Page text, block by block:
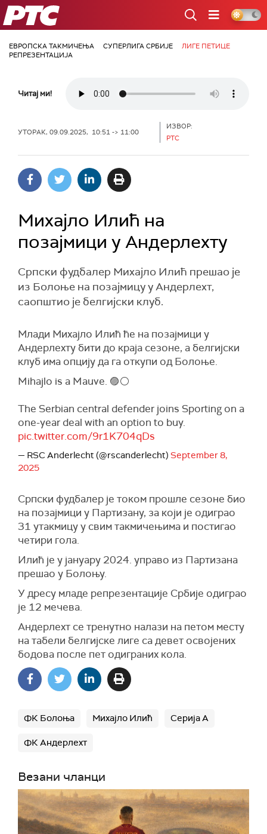
РТС
ЕВРОПСКА ТАКМИЧЕЊА СУПЕРЛИГА СРБИЈЕ
ЛИГЕ ПЕТИЦЕ
РЕПРЕЗЕНТАЦИЈА
Читај ми!
УТОРАК, 09.09.2025, 10:51 -> 11:00
ИЗВОР:
РТС
Михајло Илић на
позајмици у Андерлехту
Српски фудбалер Михајло Илић прешао је
из Болоње на позајмицу у Андерлехт,
саопштио је белгијски клуб.
Млади Михајло Илић ће на позајмици у
Андерлехту бити до краја сезоне, а белгијски
клуб има опцију да га откупи од Болоње.
Mihajlo is a Mauve. 🟣⚪
The Serbian central defender joins Sporting on a
one-year deal with an option to buy.
pic.twitter.com/9r1K704qDs
— RSC Anderlecht (@rscanderlecht) September 8,
2025
Српски фудбалер је током прошле сезоне био
на позајмици у Партизану, за који је одиграо
31 утакмицу у свим такмичењима и постигао
четири гола.
Илић је у јануару 2024. управо из Партизана
прешао у Болоњу.
У дресу младе репрезентације Србије одиграо
је 12 мечева.
Андерлехт се тренутно налази на петом месту
на табели белгијске лиге са девет освојених
бодова после пет одиграних кола.
ФК Болоња Михајло Илић Серија А
ФК Андерлехт
Везани чланци